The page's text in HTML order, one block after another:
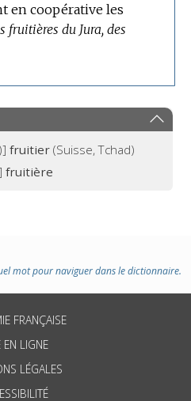
en coopérative les
fruitières du Jura, des
fruitier (Suisse, Tchad)
fruitière
mot pour naviguer dans le dictionnaire.
FRANÇAISE
EN LIGNE
LÉGALES